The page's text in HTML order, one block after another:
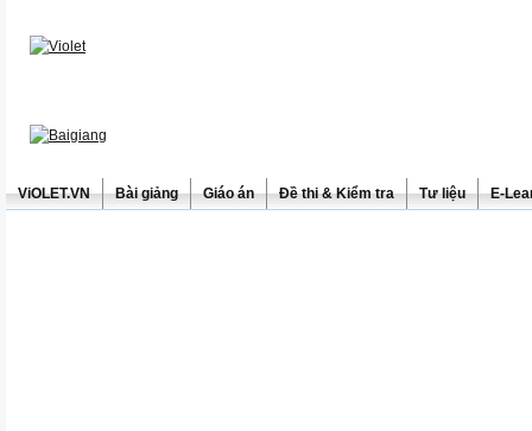
ViOLET.VN Bài giảng Giáo án Đề thi & Kiểm tra Tư liệu E-